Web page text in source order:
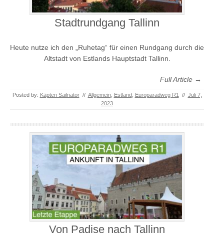
Stadtrundgang Tallinn
Heute nutze ich den „Ruhetag“ für einen Rundgang durch die
Altstadt von Estlands Hauptstadt Tallinn.
Full Article →
Posted by: Käpten Sailnator // Allgemein, Estland, Europaradweg R1 // Juli 7,
2023
Von Padise nach Tallinn